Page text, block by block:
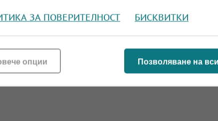
ЗА ПОВЕРИТЕЛНОСТ БИСКВИТКИ
Позволяване на
опции